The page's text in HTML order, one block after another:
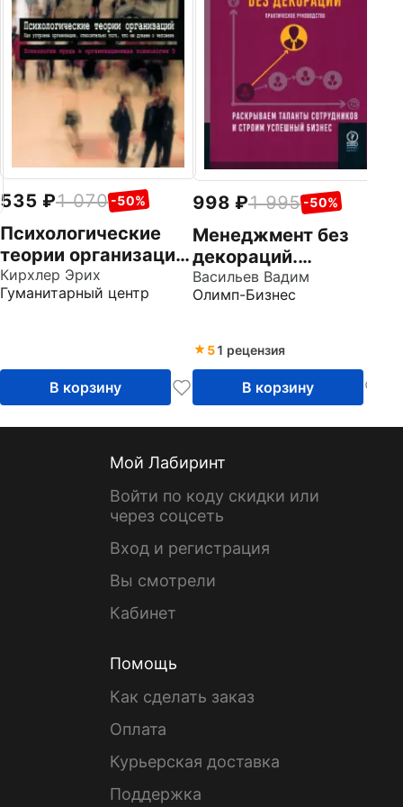
535 1 070 -50%
Психологические
теории организаций.
Том 5
Кирхлер Эрих
Гуманитарный центр
В корзину
998 1 995 -50%
Менеджмент без
декораций.
Раскрываем
таланты
строим успешный
бизнес
Васильев Вадим
Олимп-Бизнес
51 рецензия
В корзину
Мой Лабиринт
Войти по коду скидки или
через соцсеть
Вход и регистрация
Вы смотрели
Кабинет
Помощь
Как сделать заказ
Оплата
Курьерская доставка
Поддержка